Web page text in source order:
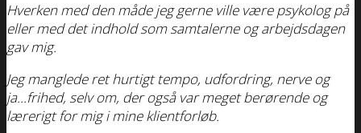
Hverken med den måde jeg gerne ville være psykolog på
eller med det indhold som samtalerne og arbejdsdagen
gav mig.
Jeg manglede ret hurtigt tempo, udfordring, nerve og
ja...frihed, selv om, der også var meget berørende og
lærerigt for mig i mine klientforløb.